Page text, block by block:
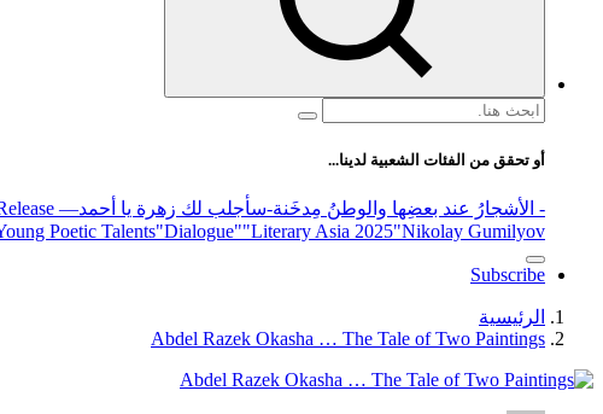
البحث
أو تحقق من الفئات الشعبية لدينا...
- الأشجارُ عند بعضِها والوطنُ مِدخَنة-سأجلب لك زهرة يا أحمد— Release
Poetic Talents"Dialogue""Literary Asia 2025"Nikolay Gumilyov و poet
Subscribe
الرئيسية
Abdel Razek Okasha … The Tale of Two Paintings